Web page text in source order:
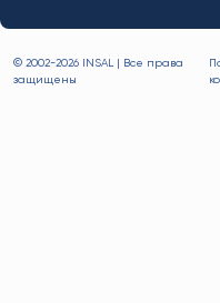
© 2002-2026 INSAL | Все права
защищены